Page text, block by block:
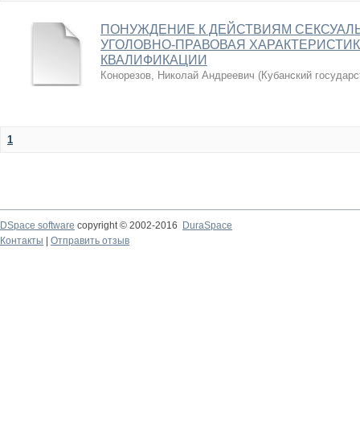
ПОНУЖДЕНИЕ К ДЕЙСТВИЯМ
УГОЛОВНО-ПРАВОВАЯ
КВАЛИФИКАЦИИ
Конорезов, Николай Андреевич (Кубанский
1
DSpace software copyright © 2002-2016
DuraSpace
Контакты
Отправить отзыв